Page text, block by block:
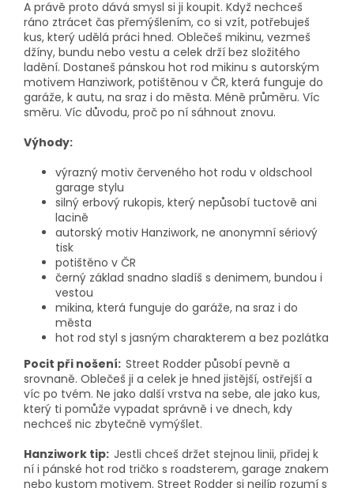
A právě proto dává smysl si ji koupit. Když nechceš
ráno ztrácet čas přemýšlením, co si vzít, potřebuješ
kus, který udělá práci hned. Oblečeš mikinu, vezmeš
džíny, bundu nebo vestu a celek drží bez složitého
ladění. Dostaneš pánskou hot rod mikinu s autorským
motivem Hanziwork, potištěnou v ČR, která funguje do
garáže, k autu, na sraz i do města. Méně průměru. Víc
směru. Víc důvodu, proč po ní sáhnout znovu.
Výhody:
výrazný motiv červeného hot rodu v oldschool
garage stylu
silný erbový rukopis, který nepůsobí tuctově ani
lacině
autorský motiv Hanziwork, ne anonymní sériový
tisk
potištěno v ČR
černý základ snadno sladíš s denimem, bundou i
vestou
mikina, která funguje do garáže, na sraz i do
města
hot rod styl s jasným charakterem a bez pozlátka
Pocit při nošení: Street Rodder působí pevně a
srovnaně. Oblečeš ji a celek je hned jistější, ostřejší a
víc po tvém. Ne jako další vrstva na sebe, ale jako kus,
který ti pomůže vypadat správně i ve dnech, kdy
nechceš nic zbytečně vymýšlet.
Hanziwork tip: Jestli chceš držet stejnou linii, přidej k
ní i pánské hot rod tričko s roadsterem, garage znakem
nebo kustom motivem. Street Rodder si nejlíp rozumí s